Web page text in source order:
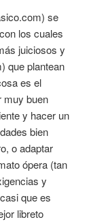
se
los cuales
juiciosos y
que plantean
es el
muy buen
y hacer un
bien
o adaptar
ópera (tan
y
que es
libreto